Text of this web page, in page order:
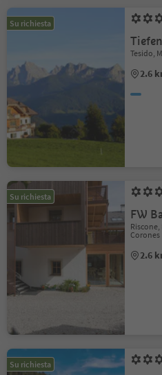
Su richiesta
Tesido,
2.6
Su richiesta
FW
Corones
2.6
Su richiesta